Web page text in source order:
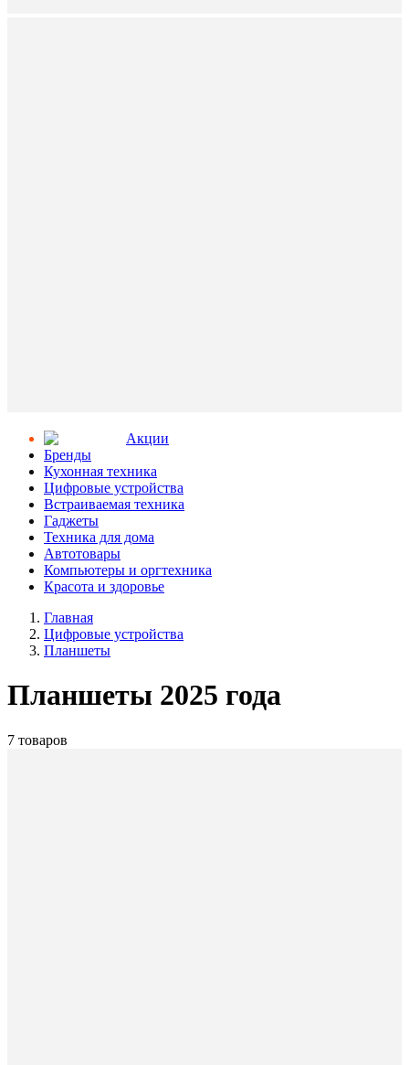
Aкции
Бренды
Кухонная техника
Цифровые устройства
Встраиваемая техника
Гаджеты
Техника для дома
Автотовары
Компьютеры и оргтехника
Красота и здоровье
Главная
Цифровые устройства
Планшеты
Планшеты 2025 года
7 товаров